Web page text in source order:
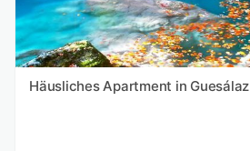
Häusliches Apartment in Guesálaz